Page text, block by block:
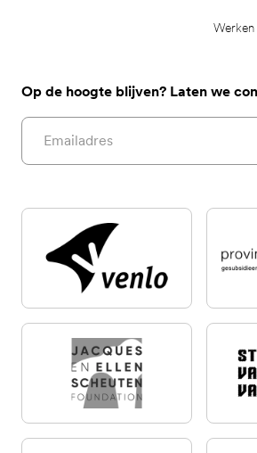
Werken
Op de hoogte blijven? Laten we
Email address